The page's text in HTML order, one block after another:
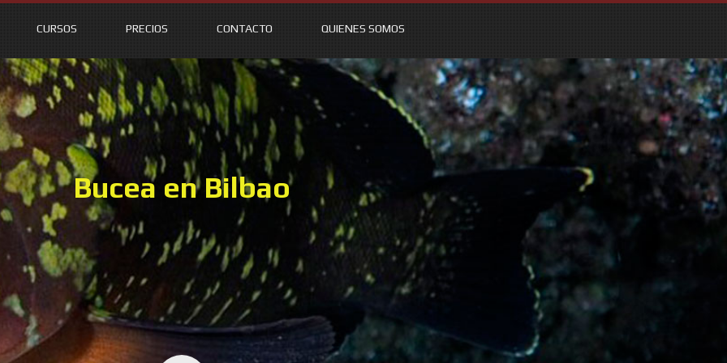
CURSOS PRECIOS CONTACTO QUIENES SOMOS
Bucea en Bilbao